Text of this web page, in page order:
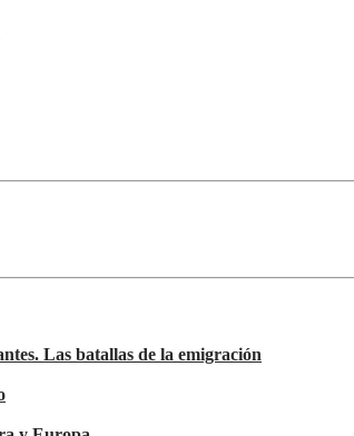
Las batallas de la emigración